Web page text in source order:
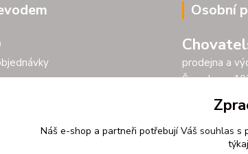
Osobní
prodejna a
Šarochova
25001
Po - Pá
So 9.00
Náš e-shop a partneři potřebují Váš souhlas s